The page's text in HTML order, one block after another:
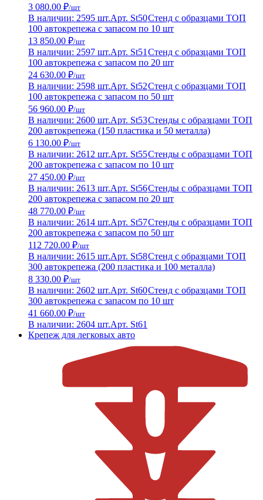
3 080.00 ₽/шт
В наличии: 2595 шт.Арт. St50Стенд с образцами ТОП
100 автокрепежа с запасом по 10 шт
13 850.00 ₽/шт
В наличии: 2597 шт.Арт. St51 Стенд с образцами ТОП
100 автокрепежа с запасом по 20 шт
24 630.00 ₽/шт
В наличии: 2598 шт.Арт. St52Стенд с образцами ТОП
100 автокрепежа с запасом по 50 шт
56 960.00 ₽/шт
В наличии: 2600 шт.Арт. St53Стенды с образцами ТОП
200 автокрепежа (150 пластика и 50 металла)
6 130.00 ₽/шт
В наличии: 2612 шт.Арт. St55Стенды с образцами ТОП
200 автокрепежа с запасом по 10 шт
27 450.00 ₽/шт
В наличии: 2613 шт.Арт. St56Стенды с образцами ТОП
200 автокрепежа с запасом по 20 шт
48 770.00 ₽/шт
В наличии: 2614 шт.Арт. St57Стенды с образцами ТОП
200 автокрепежа с запасом по 50 шт
112 720.00 ₽/шт
В наличии: 2615 шт.Арт. St58Стенд с образцами ТОП
300 автокрепежа (200 пластика и 100 металла)
8 330.00 ₽/шт
В наличии: 2602 шт.Арт. St60Стенд с образцами ТОП
300 автокрепежа с запасом по 10 шт
41 660.00 ₽/шт
В наличии: 2604 шт.Арт. St61
Крепеж для легковых авто